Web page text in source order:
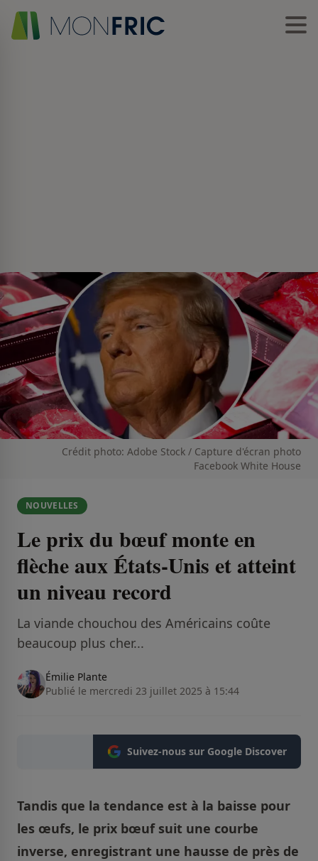
Crédit photo: Adobe Stock / Capture d'écran photo
Facebook White House
NOUVELLES
Le prix du bœuf monte en
flèche aux États-Unis et atteint
un niveau record
La viande chouchou des Américains coûte
beaucoup plus cher...
Émilie Plante
Publié le mercredi 23 juillet 2025 à 15:44
Suivez-nous sur Google Discover
Tandis que la tendance est à la baisse pour
les œufs, le prix bœuf suit une courbe
inverse, enregistrant une hausse de près de